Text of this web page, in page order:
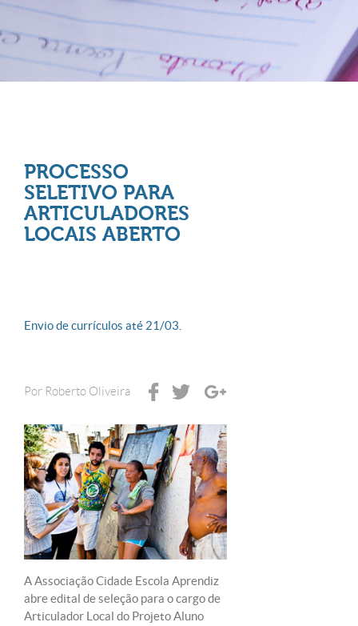
PROCESSO
SELETIVO PARA
ARTICULADORES
LOCAIS ABERTO
Envio de currículos até 21/03.
Por Roberto Oliveira
A Associação Cidade Escola Aprendiz
abre edital de seleção para o cargo de
Articulador Local do Projeto Aluno